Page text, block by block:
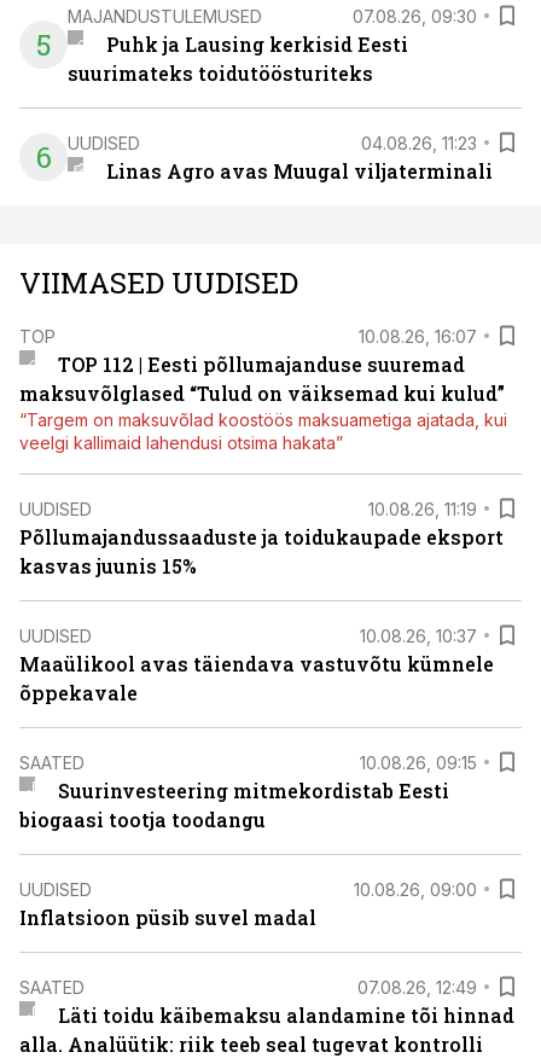
5
MAJANDUSTULEMUSED 07.08.26, 09:30
Puhk ja Lausing kerkisid Eesti
suurimateks toidutöösturiteks
6 UUDISED 04.08.26, 11:23
Linas Agro avas Muugal viljaterminali
VIIMASED UUDISED
TOP 10.08.26, 16:07
TOP 112 | Eesti põllumajanduse suuremad
maksuvõlglased “Tulud on väiksemad kui kulud”
“Targem on maksuvõlad koostöös maksuametiga ajatada, kui
veelgi kallimaid lahendusi otsima hakata”
UUDISED 10.08.26, 11:19
Põllumajandussaaduste ja toidukaupade eksport
kasvas juunis 15%
UUDISED 10.08.26, 10:37
Maaülikool avas täiendava vastuvõtu kümnele
õppekavale
SAATED 10.08.26, 09:15
Suurinvesteering mitmekordistab Eesti
biogaasi tootja toodangu
UUDISED 10.08.26, 09:00
Inflatsioon püsib suvel madal
SAATED 07.08.26, 12:49
Läti toidu käibemaksu alandamine tõi hinnad
alla. Analüütik: riik teeb seal tugevat kontrolli